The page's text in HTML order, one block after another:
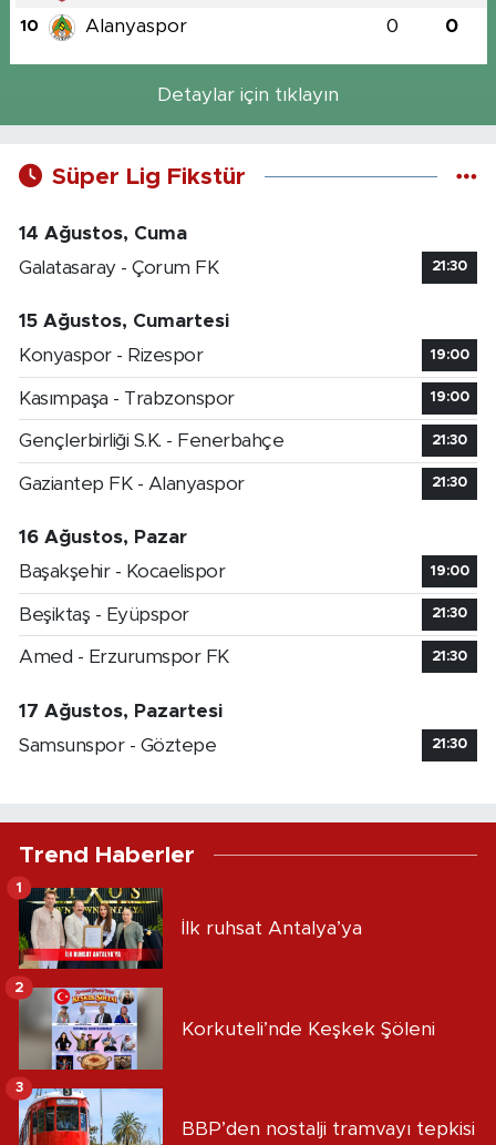
10 Alanyaspor 0 0
Detaylar için tıklayın
Süper Lig Fikstür
14 Ağustos, Cuma
Galatasaray - Çorum FK
21:30
15 Ağustos, Cumartesi
Konyaspor - Rizespor
19:00
Kasımpaşa - Trabzonspor 19:00
Gençlerbirliği S.K. - Fenerbahçe 21:30
Gaziantep FK - Alanyaspor 21:30
16 Ağustos, Pazar
Başakşehir - Kocaelispor
19:00
Beşiktaş - Eyüpspor 21:30
Amed - Erzurumspor FK 21:30
17 Ağustos, Pazartesi
Samsunspor - Göztepe
21:30
Trend Haberler
İlk ruhsat Antalya’ya
1
Korkuteli’nde Keşkek Şöleni
2
BBP’den nostalji tramvayı tepkisi
3